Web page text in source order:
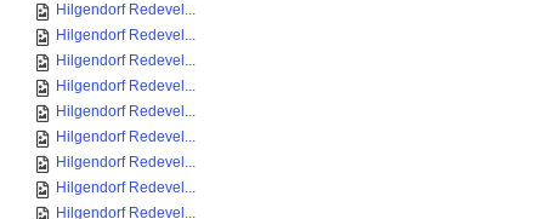
Hilgendorf Redevel...
Hilgendorf Redevel...
Hilgendorf Redevel...
Hilgendorf Redevel...
Hilgendorf Redevel...
Hilgendorf Redevel...
Hilgendorf Redevel...
Hilgendorf Redevel...
Hilgendorf Redevel...